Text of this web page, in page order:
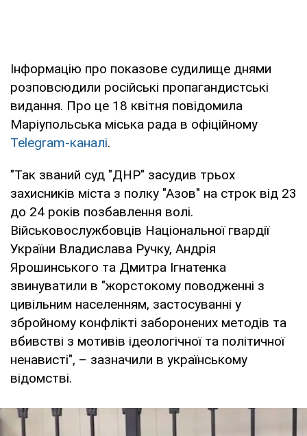
Інформацію про показове судилище днями
розповсюдили російські пропагандистські
видання. Про це 18 квітня повідомила
Маріупольська міська рада в офіційному
Telegram-каналі.
"Так званий суд "ДНР" засудив трьох
захисників міста з полку "Азов" на строк від 23
до 24 років позбавлення волі.
Військовослужбовців Національної гвардії
України Владислава Ручку, Андрія
Ярошинського та Дмитра Ігнатенка
звинуватили в "жорстокому поводженні з
цивільним населенням, застосуванні у
збройному конфлікті заборонених методів та
вбивстві з мотивів ідеологічної та політичної
ненависті", – зазначили в українському
відомстві.